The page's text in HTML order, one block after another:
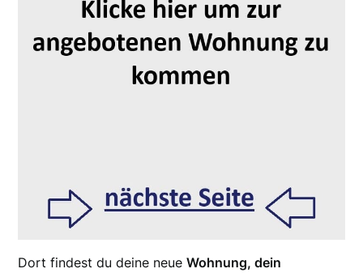
Dort findest du deine neueWohnung, dein